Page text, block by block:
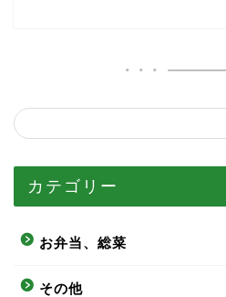
カテゴリー
お弁当、総菜
その他